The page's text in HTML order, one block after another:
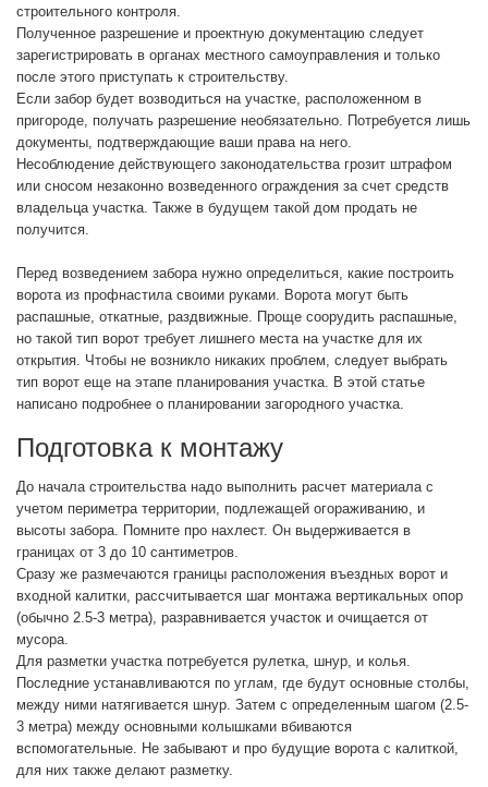
строительного контроля.
Полученное разрешение и проектную документацию следует
зарегистрировать в органах местного самоуправления и только
после этого приступать к строительству.
Если забор будет возводиться на участке, расположенном в
пригороде, получать разрешение необязательно. Потребуется лишь
документы, подтверждающие ваши права на него.
Несоблюдение действующего законодательства грозит штрафом
или сносом незаконно возведенного ограждения за счет средств
владельца участка. Также в будущем такой дом продать не
получится.
Перед возведением забора нужно определиться, какие построить
ворота из профнастила своими руками. Ворота могут быть
распашные, откатные, раздвижные. Проще соорудить распашные,
но такой тип ворот требует лишнего места на участке для их
открытия. Чтобы не возникло никаких проблем, следует выбрать
тип ворот еще на этапе планирования участка. В этой статье
написано подробнее о планировании загородного участка.
Подготовка к монтажу
До начала строительства надо выполнить расчет материала с
учетом периметра территории, подлежащей огораживанию, и
высоты забора. Помните про нахлест. Он выдерживается в
границах от 3 до 10 сантиметров.
Сразу же размечаются границы расположения въездных ворот и
входной калитки, рассчитывается шаг монтажа вертикальных опор
(обычно 2.5-3 метра), разравнивается участок и очищается от
мусора.
Для разметки участка потребуется рулетка, шнур, и колья.
Последние устанавливаются по углам, где будут основные столбы,
между ними натягивается шнур. Затем с определенным шагом (2.5-
3 метра) между основными колышками вбиваются
вспомогательные. Не забывают и про будущие ворота с калиткой,
для них также делают разметку.